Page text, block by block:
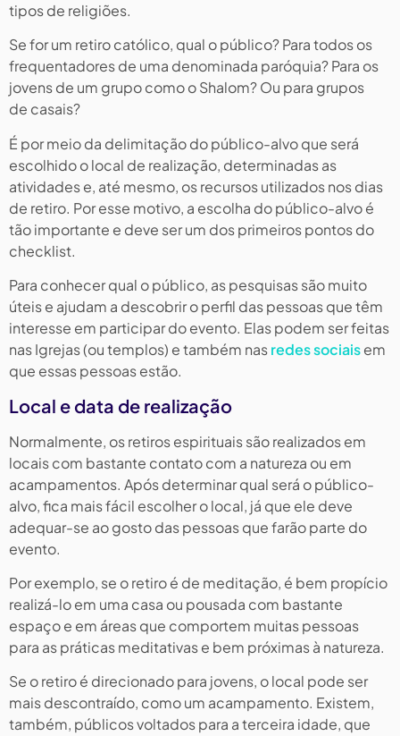
tipos de religiões.
Se for um retiro católico, qual o público? Para todos os
frequentadores de uma denominada paróquia? Para os
jovens de um grupo como o Shalom? Ou para grupos
de casais?
É por meio da delimitação do público-alvo que será
escolhido o local de realização, determinadas as
atividades e, até mesmo, os recursos utilizados nos dias
de retiro. Por esse motivo, a escolha do público-alvo é
tão importante e deve ser um dos primeiros pontos do
checklist.
Para conhecer qual o público, as pesquisas são muito
úteis e ajudam a descobrir o perfil das pessoas que têm
interesse em participar do evento. Elas podem ser feitas
nas Igrejas (ou templos) e também nasredes sociaisem
que essas pessoas estão.
Local e data de realização
Normalmente, os retiros espirituais são realizados em
locais com bastante contato com a natureza ou em
acampamentos. Após determinar qual será o público-
alvo, fica mais fácil escolher o local, já que ele deve
adequar-se ao gosto das pessoas que farão parte do
evento.
Por exemplo, se o retiro é de meditação, é bem propício
realizá-lo em uma casa ou pousada com bastante
espaço e em áreas que comportem muitas pessoas
para as práticas meditativas e bem próximas à natureza.
Se o retiro é direcionado para jovens, o local pode ser
mais descontraído, como um acampamento. Existem,
também, públicos voltados para a terceira idade, que